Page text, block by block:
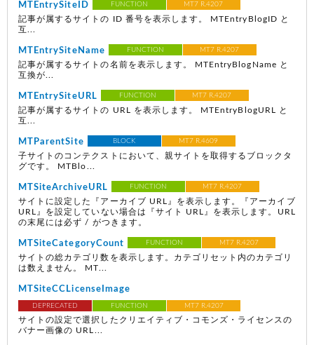
MTEntrySiteID FUNCTION MT7 R.4207
記事が属するサイトの ID 番号を表示します。 MTEntryBlogID と
互...
MTEntrySiteName FUNCTION MT7 R.4207
記事が属するサイトの名前を表示します。 MTEntryBlogName と
互換が...
MTEntrySiteURL FUNCTION MT7 R.4207
記事が属するサイトの URL を表示します。 MTEntryBlogURL と
互...
MTParentSite BLOCK MT7 R.4609
子サイトのコンテクストにおいて、親サイトを取得するブロックタ
グです。 MTBlo...
MTSiteArchiveURL FUNCTION MT7 R.4207
サイトに設定した『アーカイブ URL』を表示します。『アーカイブ
URL』を設定していない場合は『サイト URL』を表示します。URL
の末尾には必ず / がつきます。
MTSiteCategoryCount FUNCTION MT7 R.4207
サイトの総カテゴリ数を表示します。カテゴリセット内のカテゴリ
は数えません。 MT...
MTSiteCCLicenseImage
DEPRECATED FUNCTION MT7 R.4207
サイトの設定で選択したクリエイティブ・コモンズ・ライセンスの
バナー画像の URL...